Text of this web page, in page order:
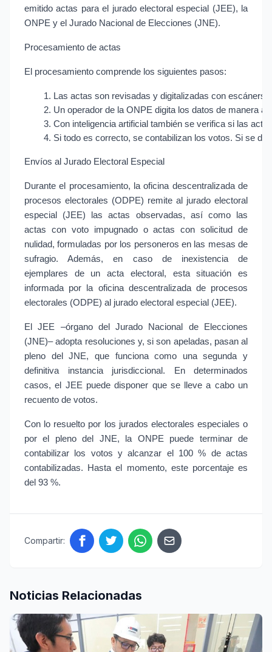
emitido actas para el jurado electoral especial (JEE), la
ONPE y el Jurado Nacional de Elecciones (JNE).
Procesamiento de actas
El procesamiento comprende los siguientes pasos:
Las actas son revisadas y digitalizadas con
Un operador de la ONPE digita los datos de manera
Con inteligencia artificial también se verifica si las
Si todo es correcto, se contabilizan los votos. Si se
Envíos al Jurado Electoral Especial
Durante el procesamiento, la oficina descentralizada de
procesos electorales (ODPE) remite al jurado electoral
especial (JEE) las actas observadas, así como las
actas con voto impugnado o actas con solicitud de
nulidad, formuladas por los personeros en las mesas de
sufragio. Además, en caso de inexistencia de
ejemplares de un acta electoral, esta situación es
informada por la oficina descentralizada de procesos
electorales (ODPE) al jurado electoral especial (JEE).
El JEE –órgano del Jurado Nacional de Elecciones
(JNE)– adopta resoluciones y, si son apeladas, pasan al
pleno del JNE, que funciona como una segunda y
definitiva instancia jurisdiccional. En determinados
casos, el JEE puede disponer que se lleve a cabo un
recuento de votos.
Con lo resuelto por los jurados electorales especiales o
por el pleno del JNE, la ONPE puede terminar de
contabilizar los votos y alcanzar el 100 % de actas
contabilizadas. Hasta el momento, este porcentaje es
del 93 %.
Compartir:
Noticias Relacionadas